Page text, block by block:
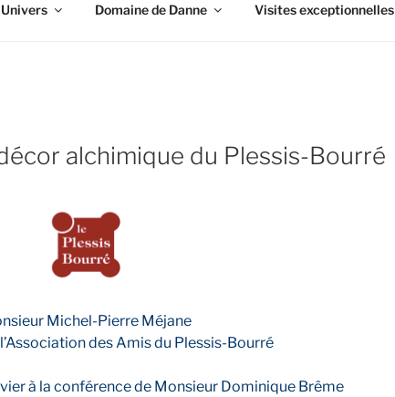
Domaine de Danne Visites exceptionnelles
alchimique du Plessis-Bourré
Michel-Pierre Méjane
des Amis du Plessis-Bourré
à la conférence de Monsieur Dominique Brême